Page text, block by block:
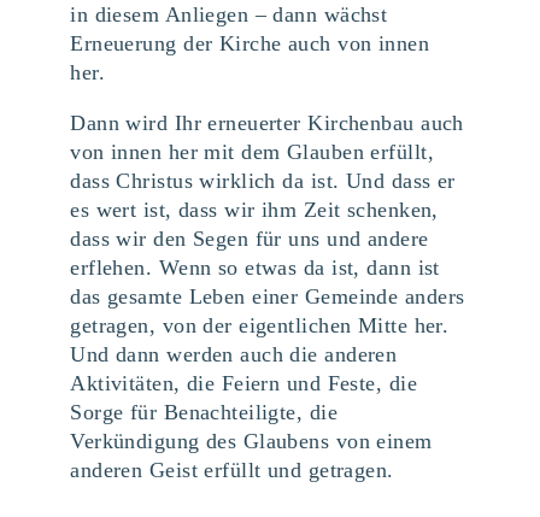
in diesem Anliegen – dann wächst
Erneuerung der Kirche auch von innen
her.
Dann wird Ihr erneuerter Kirchenbau auch
von innen her mit dem Glauben erfüllt,
dass Christus wirklich da ist. Und dass er
es wert ist, dass wir ihm Zeit schenken,
dass wir den Segen für uns und andere
erflehen. Wenn so etwas da ist, dann ist
das gesamte Leben einer Gemeinde anders
getragen, von der eigentlichen Mitte her.
Und dann werden auch die anderen
Aktivitäten, die Feiern und Feste, die
Sorge für Benachteiligte, die
Verkündigung des Glaubens von einem
anderen Geist erfüllt und getragen.